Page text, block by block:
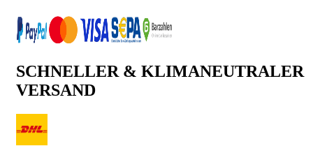
SCHNELLER & KLIMANEUTRALER
VERSAND